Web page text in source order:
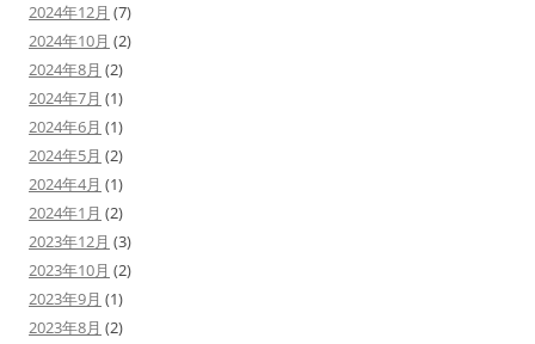
2024年12月 (7)
2024年10月 (2)
2024年8月 (2)
2024年7月 (1)
2024年6月 (1)
2024年5月 (2)
2024年4月 (1)
2024年1月 (2)
2023年12月 (3)
2023年10月 (2)
2023年9月 (1)
2023年8月 (2)